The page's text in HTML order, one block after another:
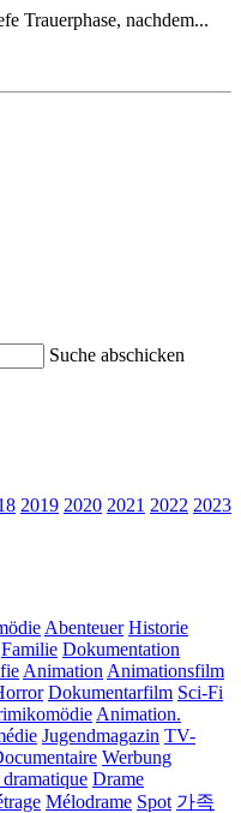
Trauerphase, nachdem...
Suche abschicken
2019 2020 2021 2022 2023
Abenteuer Historie
Familie Dokumentation
Animation Animationsfilm
Dokumentarfilm Sci-Fi
Animation.
Jugendmagazin TV-
Werbung
Drame
Mélodrame Spot 가족